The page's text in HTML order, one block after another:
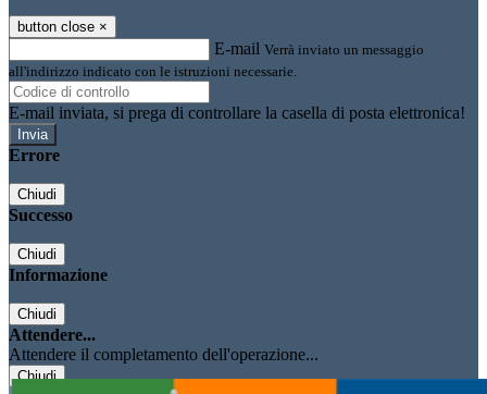
button close ×
E-mail Verrà inviato un messaggio
all'indirizzo indicato con le istruzioni necessarie.
E-mail inviata, si prega di controllare la casella di posta elettronica!
Errore
Chiudi
Successo
Chiudi
Informazione
Chiudi
Attendere...
Attendere il completamento dell'operazione...
Chiudi